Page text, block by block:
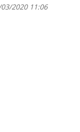
2020 11:06